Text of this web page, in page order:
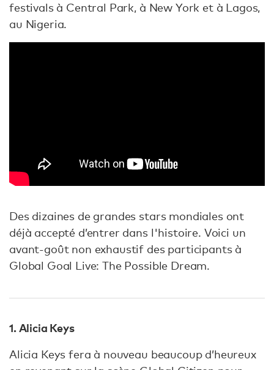
festivals à Central Park, à New York et à Lagos,
au Nigeria.
Des dizaines de grandes stars mondiales ont
déjà accepté d’entrer dans l'histoire. Voici un
avant-goût non exhaustif des participants à
Global Goal Live: The Possible Dream.
1. Alicia Keys
Alicia Keys fera à nouveau beaucoup d’heureux